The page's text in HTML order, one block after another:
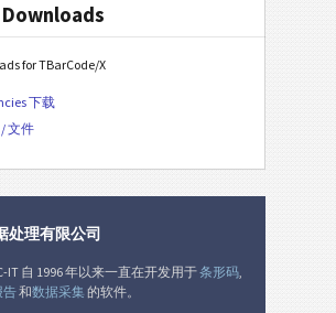
for TBarCode/X
下载
文件
处理有限公司
IT 自 1996 年以来一直在开发用于条形码
告和数据采集的软件。